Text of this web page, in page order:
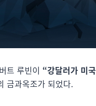
트 루빈이 “강달러가 미
금과옥조가 되었다.